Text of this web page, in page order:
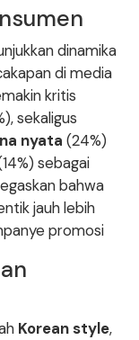
dinamika
di media
kritis
sekaligus
nyata (24%)
sebagai
bahwa
jauh lebih
promosi
Korean style,